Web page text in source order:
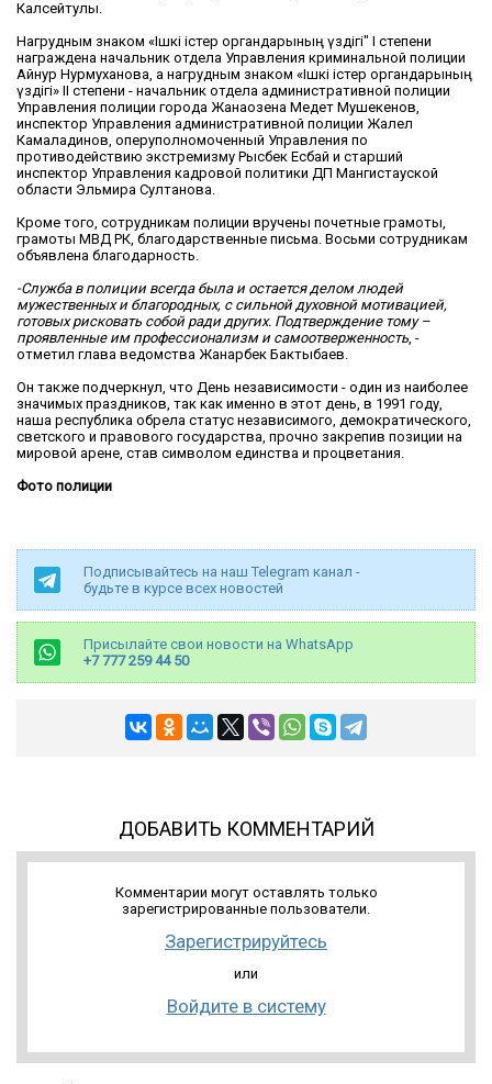
Калсейтулы.
Нагрудным знаком «Ішкі істер органдарының үздігі" І степени
награждена начальник отдела Управления криминальной полиции
Айнур Нурмуханова, а нагрудным знаком «Ішкі істер органдарының
үздігі» II степени - начальник отдела административной полиции
Управления полиции города Жанаозена Медет Мушекенов,
инспектор Управления административной полиции Жалел
Камаладинов, оперуполномоченный Управления по
противодействию экстремизму Рысбек Есбай и старший
инспектор Управления кадровой политики ДП Мангистауской
области Эльмира Султанова.
Кроме того, сотрудникам полиции вручены почетные грамоты,
грамоты МВД РК, благодарственные письма. Восьми сотрудникам
объявлена благодарность.
-Служба в полиции всегда была и остается делом людей
мужественных и благородных, с сильной духовной мотивацией,
готовых рисковать собой ради других. Подтверждение тому –
проявленные им профессионализм и самоотверженность, -
отметил глава ведомства Жанарбек Бактыбаев.
Он также подчеркнул, что День независимости - один из наиболее
значимых праздников, так как именно в этот день, в 1991 году,
наша республика обрела статус независимого, демократического,
светского и правового государства, прочно закрепив позиции на
мировой арене, став символом единства и процветания.
Фото полиции
Подписывайтесь на наш Telegram канал -
будьте в курсе всех новостей
Присылайте свои новости на WhatsApp
+7 777 259 44 50
ДОБАВИТЬ КОММЕНТАРИЙ
Комментарии могут оставлять только
зарегистрированные пользователи.
Зарегистрируйтесь
или
Войдите в систему